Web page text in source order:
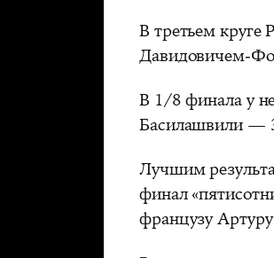
В третьем круге
Давидовичем-
В 1/8 финала у
Басилашвили —
Лучшим
финал
французу